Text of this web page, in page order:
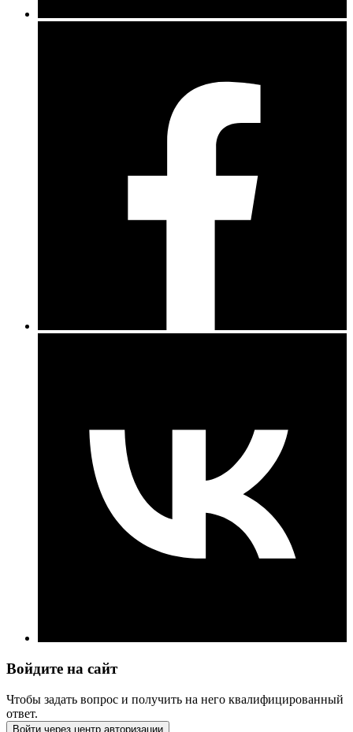
Войдите на сайт
Чтобы задать вопрос и получить на него квалифицированный
ответ.
Войти через центр авторизации